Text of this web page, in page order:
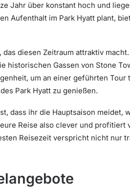
Jahr über konstant hoch und
Aufenthalt im Park Hyatt plant,
diesen Zeitraum attraktiv
historischen Gassen von Stone
um an einer geführten
Park Hyatt zu genießen.
dass ihr die Hauptsaison meidet,
Reise also clever und profitiert
Reisezeit verspricht nicht nur